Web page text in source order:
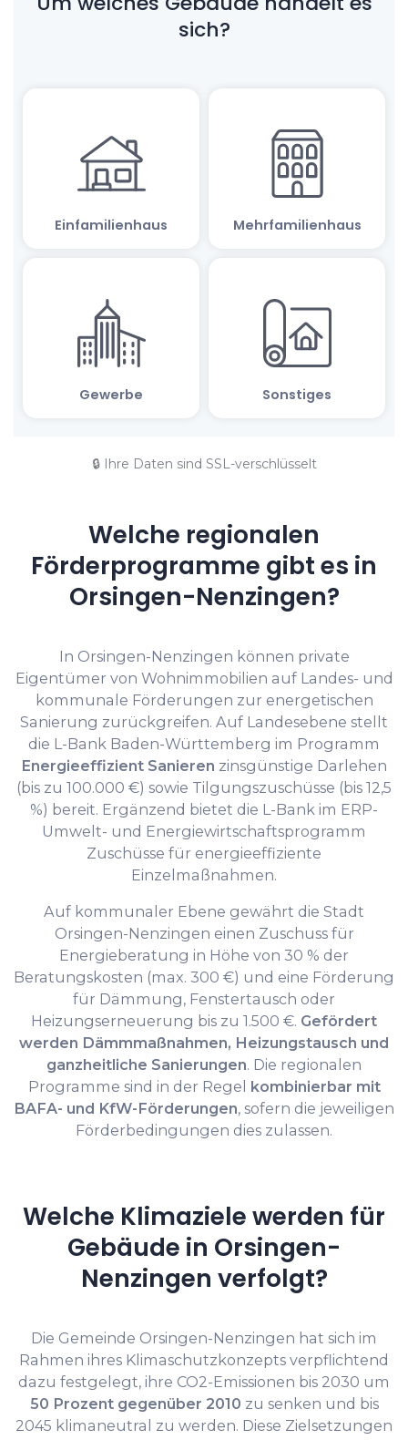
🔒 Ihre Daten sind SSL-verschlüsselt
Welche regionalen
Förderprogramme gibt es in
Orsingen-Nenzingen?
In Orsingen-Nenzingen können private
Eigentümer von Wohnimmobilien auf Landes- und
kommunale Förderungen zur energetischen
Sanierung zurückgreifen. Auf Landesebene stellt
die L-Bank Baden-Württemberg im Programm
Energieeffizient Sanieren zinsgünstige Darlehen
(bis zu 100.000 €) sowie Tilgungszuschüsse (bis 12,5
%) bereit. Ergänzend bietet die L-Bank im ERP-
Umwelt- und Energiewirtschaftsprogramm
Zuschüsse für energieeffiziente
Einzelmaßnahmen.
Auf kommunaler Ebene gewährt die Stadt
Orsingen-Nenzingen einen Zuschuss für
Energieberatung in Höhe von 30 % der
Beratungskosten (max. 300 €) und eine Förderung
für Dämmung, Fenstertausch oder
Heizungserneuerung bis zu 1.500 €. Gefördert
werden Dämmmaßnahmen, Heizungstausch und
ganzheitliche Sanierungen. Die regionalen
Programme sind in der Regel kombinierbar mit
BAFA- und KfW-Förderungen, sofern die jeweiligen
Förderbedingungen dies zulassen.
Welche Klimaziele werden für
Gebäude in Orsingen-
Nenzingen verfolgt?
Die Gemeinde Orsingen-Nenzingen hat sich im
Rahmen ihres Klimaschutzkonzepts verpflichtend
dazu festgelegt, ihre CO2-Emissionen bis 2030 um
50 Prozent gegenüber 2010 zu senken und bis
2045 klimaneutral zu werden. Diese Zielsetzungen